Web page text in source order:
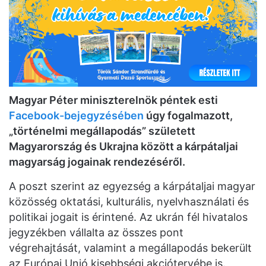
Magyar Péter miniszterelnök péntek esti
Facebook-bejegyzésében úgy fogalmazott,
„történelmi megállapodás” született
Magyarország és Ukrajna között a kárpátaljai
magyarság jogainak rendezéséről.
A poszt szerint az egyezség a kárpátaljai magyar
közösség oktatási, kulturális, nyelvhasználati és
politikai jogait is érintené. Az ukrán fél hivatalos
jegyzékben vállalta az összes pont
végrehajtását, valamint a megállapodás bekerült